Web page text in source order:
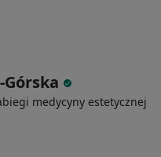
medycyny estetycznej